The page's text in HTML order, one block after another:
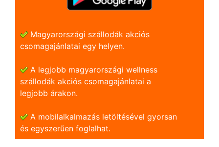
Magyarországi szállodák akciós
csomagajánlatai egy helyen.
A legjobb magyarországi wellness
szállodák akciós csomagajánlatai a
legjobb árakon.
A mobilalkalmazás letöltésével gyorsan
és egyszerũen foglalhat.